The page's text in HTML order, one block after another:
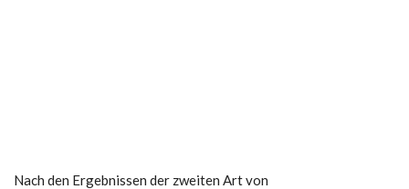
Nach den Ergebnissen der zweiten Art von